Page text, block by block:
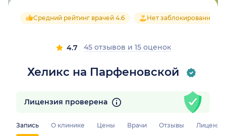
Хеликс на Парфеновской
Средний рейтинг врачей 4.6 Нет заблокированных
4.7 45 отзывов и 15 оценок
Запись О клинике Цены Врачи Отзывы
Лицензия проверена